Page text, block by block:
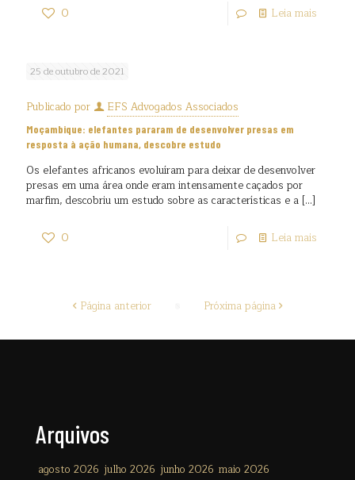
0 Leia mais
25 de outubro de 2021
Publicado por EFS Advogados Associados
Moçambique: elefantes pararam de desenvolver presas em
resposta à ação humana, descobre estudo
Os elefantes africanos evoluíram para deixar de desenvolver
presas em uma área onde eram intensamente caçados por
marfim, descobriu um estudo sobre as características e a […]
0 Leia mais
Página anterior Próxima página
Arquivos
agosto 2026 julho 2026 junho 2026 maio 2026